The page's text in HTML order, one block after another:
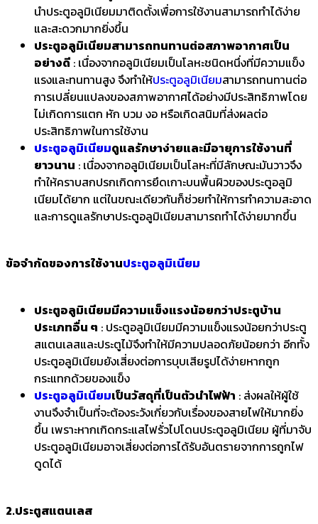
นำประตูอลูมิเนียมมาติดตั้งเพื่อการใช้งานสามารถทำได้ง่าย
และสะดวกมากยิ่งขึ้น
ประตูอลูมิเนียมสามารถทนทานต่อสภาพอากาศเป็น
อย่างดี : เนื่องจากอลูมิเนียมเป็นโลหะชนิดหนึ่งที่มีความแข็ง
แรงและทนทานสูง จึงทำให้ประตูอลูมิเนียมสามารถทนทานต่อ
การเปลี่ยนแปลงของสภาพอากาศได้อย่างมีประสิทธิภาพโดย
ไม่เกิดการแตก หัก บวม งอ หรือเกิดสนิมที่ส่งผลต่อ
ประสิทธิภาพในการใช้งาน
ประตูอลูมิเนียมดูแลรักษาง่ายและมีอายุการใช้งานที่
ยาวนาน : เนื่องจากอลูมิเนียมเป็นโลหะที่มีลักษณะมันวาวจึง
ทำให้คราบสกปรกเกิดการยึดเกาะบนพื้นผิวของประตูอลูมิ
เนียมได้ยาก แต่ในขณะเดียวกันก็ช่วยทำให้การทำความสะอาด
และการดูแลรักษาประตูอลูมิเนียมสามารถทำได้ง่ายมากขึ้น
ข้อจำกัดของการใช้งานประตูอลูมิเนียม
ประตูอลูมิเนียมมีความแข็งแรงน้อยกว่าประตูบ้าน
ประเภทอื่น ๆ : ประตูอลูมิเนียมมีความแข็งแรงน้อยกว่าประตู
สแตนเลสและประตูไม้จึงทำให้มีความปลอดภัยน้อยกว่า อีกทั้ง
ประตูอลูมิเนียมยังเสี่ยงต่อการบุบเสียรูปได้ง่ายหากถูก
กระแทกด้วยของแข็ง
ประตูอลูมิเนียมเป็นวัสดุที่เป็นตัวนำไฟฟ้า : ส่งผลให้ผู้ใช้
งานจึงจำเป็นที่จะต้องระวังเกี่ยวกับเรื่องของสายไฟให้มากยิ่ง
ขึ้น เพราะหากเกิดกระแสไฟรั่วไปโดนประตูอลูมิเนียม ผู้ที่มาจับ
ประตูอลูมิเนียมอาจเสี่ยงต่อการได้รับอันตรายจากการถูกไฟ
ดูดได้
2.ประตูสแตนเลส